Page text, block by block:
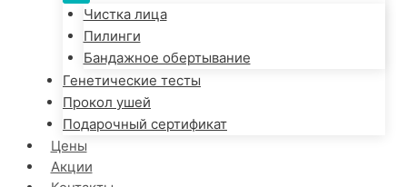
Чистка лица
Пилинги
Бандажное обертывание
Генетические тесты
Прокол ушей
Подарочный сертификат
Цены
Акции